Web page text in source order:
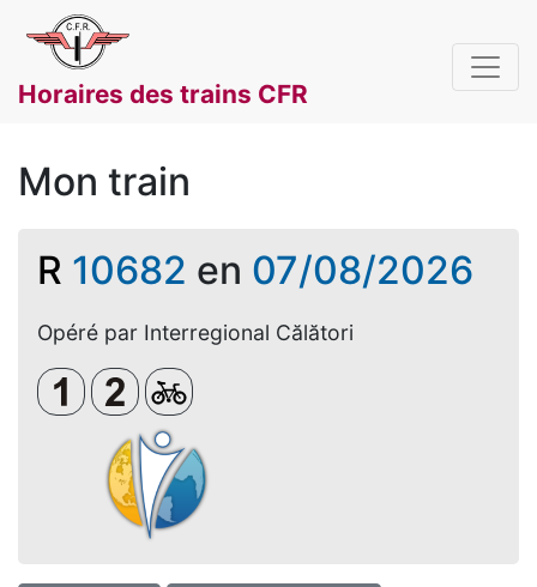
Horaires des trains CFR
Mon train
R 10682 en 07/08/2026
Opéré par Interregional Călători
Clasa 1Clasa a 2-a
Biciclete